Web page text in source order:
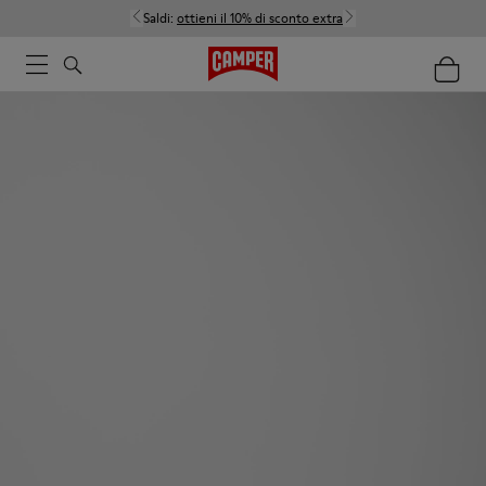
Saldi: ottieni il 10% di sconto extra